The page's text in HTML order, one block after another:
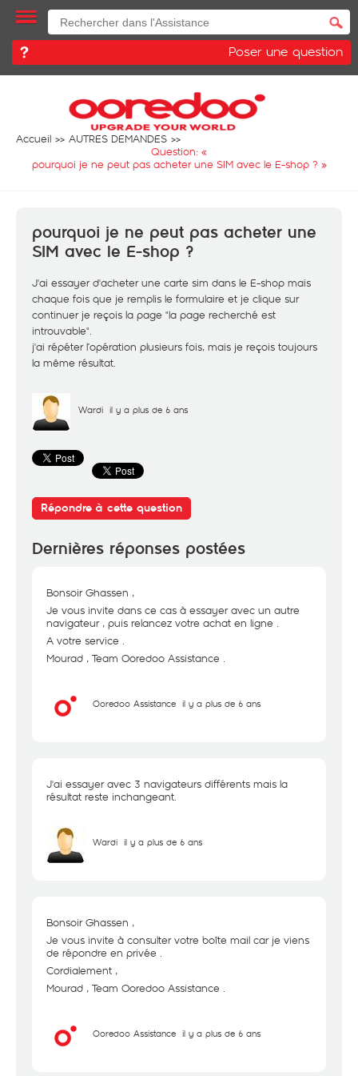
Poser une question
Accueil
AUTRES DEMANDES
Question: «
pourquoi je ne peut pas acheter une SIM avec le E-shop ? »
pourquoi je ne peut pas acheter une
SIM avec le E-shop ?
J'ai essayer d'acheter une carte sim dans le E-shop mais
chaque fois que je remplis le formulaire et je clique sur
continuer je reçois la page "la page recherché est
introuvable".
j'ai répéter l’opération plusieurs fois, mais je reçois toujours
la même résultat.
Wardi il y a plus de 6 ans
Répondre à cette question
Dernières réponses postées
Bonsoir Ghassen ,
Je vous invite dans ce cas à essayer avec un autre
navigateur , puis relancez votre achat en ligne .
A votre service .
Mourad , Team Ooredoo Assistance .
Ooredoo Assistance il y a plus de 6 ans
J'ai essayer avec 3 navigateurs différents mais la
résultat reste inchangeant.
Wardi il y a plus de 6 ans
Bonsoir Ghassen ,
Je vous invite à consulter votre boîte mail car je viens
de répondre en privée .
Cordialement ,
Mourad , Team Ooredoo Assistance .
Ooredoo Assistance il y a plus de 6 ans